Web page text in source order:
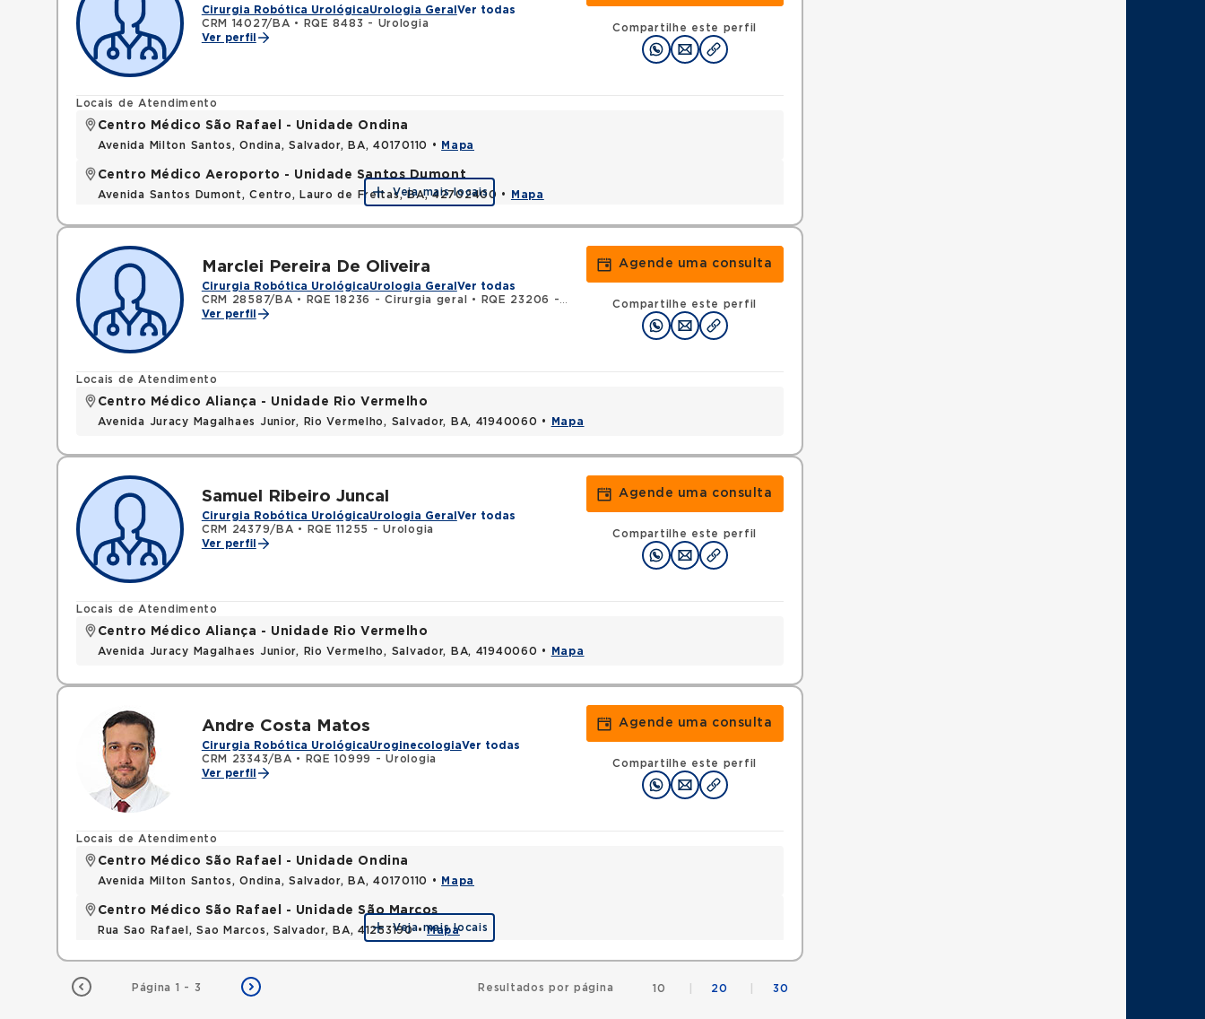
Cirurgia Robótica UrológicaUrologia Geral Ver todas
CRM 14027/BA •
RQE 8483 - Urologia
Ver perfil
Compartilhe este perfil
Locais de Atendimento
Centro Médico São Rafael - Unidade Ondina
Avenida Milton Santos, Ondina, Salvador, BA, 40170110 • Mapa
Centro Médico Aeroporto - Unidade Santos Dumont
Avenida Santos Dumont, Centro, Lauro de Freitas, BA, 42702400 • Mapa
Veja mais locais
Marclei Pereira De Oliveira
Cirurgia Robótica UrológicaUrologia Geral Ver todas
CRM 28587/BA • RQE 18236 - Cirurgia geral •
RQE 23206 - Urologia
Ver perfil
Agende uma consulta
Compartilhe este perfil
Locais de Atendimento
Centro Médico Aliança - Unidade Rio Vermelho
Avenida Juracy Magalhaes Junior, Rio Vermelho, Salvador, BA, 41940060 • Mapa
Samuel Ribeiro Juncal
Cirurgia Robótica UrológicaUrologia Geral Ver todas
CRM 24379/BA •
RQE 11255 - Urologia
Ver perfil
Agende uma consulta
Compartilhe este perfil
Locais de Atendimento
Centro Médico Aliança - Unidade Rio Vermelho
Avenida Juracy Magalhaes Junior, Rio Vermelho, Salvador, BA, 41940060 • Mapa
Andre Costa Matos
Cirurgia Robótica UrológicaUroginecologiaVer todas
CRM 23343/BA •
RQE 10999 - Urologia
Ver perfil
Agende uma consulta
Compartilhe este perfil
Locais de Atendimento
Centro Médico São Rafael - Unidade Ondina
Avenida Milton Santos, Ondina, Salvador, BA, 40170110 • Mapa
Centro Médico São Rafael - Unidade São Marcos
Rua Sao Rafael, Sao Marcos, Salvador, BA, 41253190 •Mapa
Veja mais locais
Página 1 - 3 Resultados por página 10 20 30